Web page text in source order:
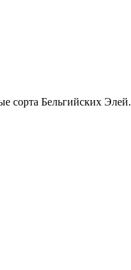
сорта Бельгийских Элей.